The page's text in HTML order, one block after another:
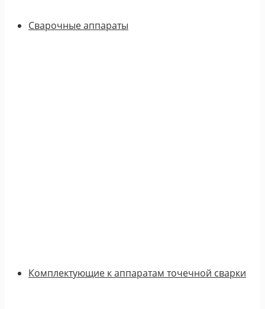
Сварочные аппараты
Комплектующие к аппаратам точечной сварки